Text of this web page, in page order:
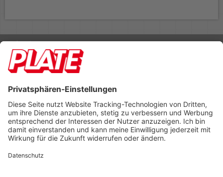
Rufen Sie uns an 04298 401-0
Lieferbedingungen Impressum
Footer anzeigen
PLATE Büromaterial Vertriebs GmbH
Hilligenwarf 5